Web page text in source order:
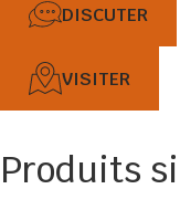
DISCUTER
VISITER
Produits